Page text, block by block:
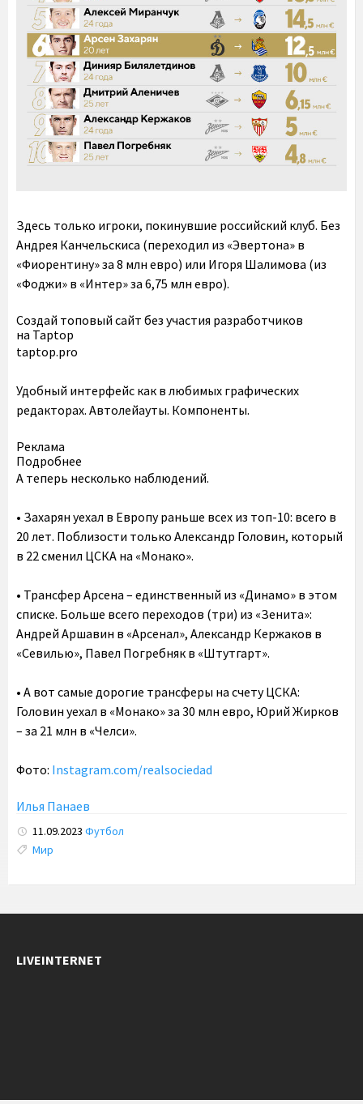
Здесь только игроки, покинувшие российский клуб. Без
Андрея Канчельскиса (переходил из «Эвертона» в
«Фиорентину» за 8 млн евро) или Игоря Шалимова (из
«Фоджи» в «Интер» за 6,75 млн евро).
Создай топовый сайт без участия разработчиков
на Taptop
taptop.pro
Удобный интерфейс как в любимых графических
редакторах. Автолейауты. Компоненты.
Pеклама
Подробнее
А теперь несколько наблюдений.
• Захарян уехал в Европу раньше всех из топ-10: всего в
20 лет. Поблизости только Александр Головин, который
в 22 сменил ЦСКА на «Монако».
• Трансфер Арсена – единственный из «Динамо» в этом
списке. Больше всего переходов (три) из «Зенита»:
Андрей Аршавин в «Арсенал», Александр Кержаков в
«Севилью», Павел Погребняк в «Штутгарт».
• А вот самые дорогие трансферы на счету ЦСКА:
Головин уехал в «Монако» за 30 млн евро, Юрий Жирков
– за 21 млн в «Челси».
Фото: Instagram.com/realsociedad
Илья Панаев
11.09.2023 Футбол
Tags:
Мир
LIVEINTERNET